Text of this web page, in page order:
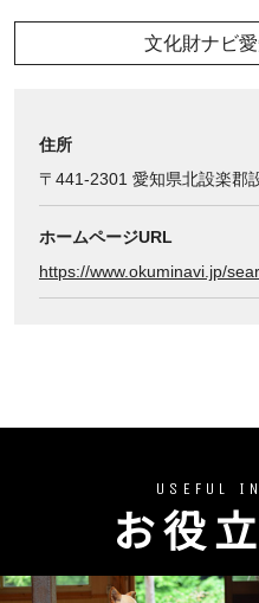
文化財ナビ
住所
〒441-2301 愛知県北設楽郡
ホームページURL
https://www.okuminavi.jp/
USEFUL
お役